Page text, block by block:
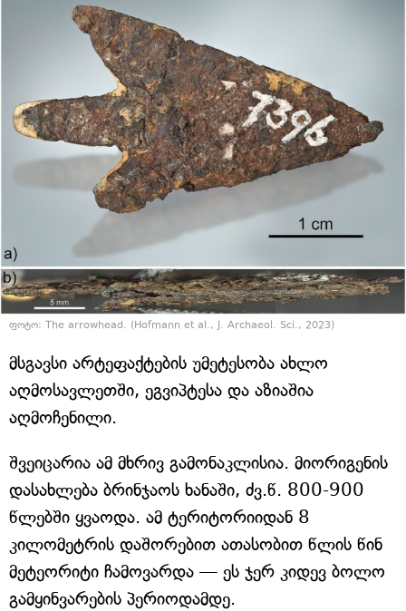
ფოტო: The arrowhead. (Hofmann et al., J. Archaeol. Sci., 2023)
მსგავსი არტეფაქტების უმეტესობა ახლო
აღმოსავლეთში, ეგვიპტესა და აზიაშია
აღმოჩენილი.
შვეიცარია ამ მხრივ გამონაკლისია. მიორიგენის
დასახლება ბრინჯაოს ხანაში, ძვ.წ. 800-900
წლებში ყვაოდა. ამ ტერიტორიიდან 8
კილომეტრის დაშორებით ათასობით წლის წინ
მეტეორიტი ჩამოვარდა — ეს ჯერ კიდევ ბოლო
გამყინვარების პერიოდამდე.